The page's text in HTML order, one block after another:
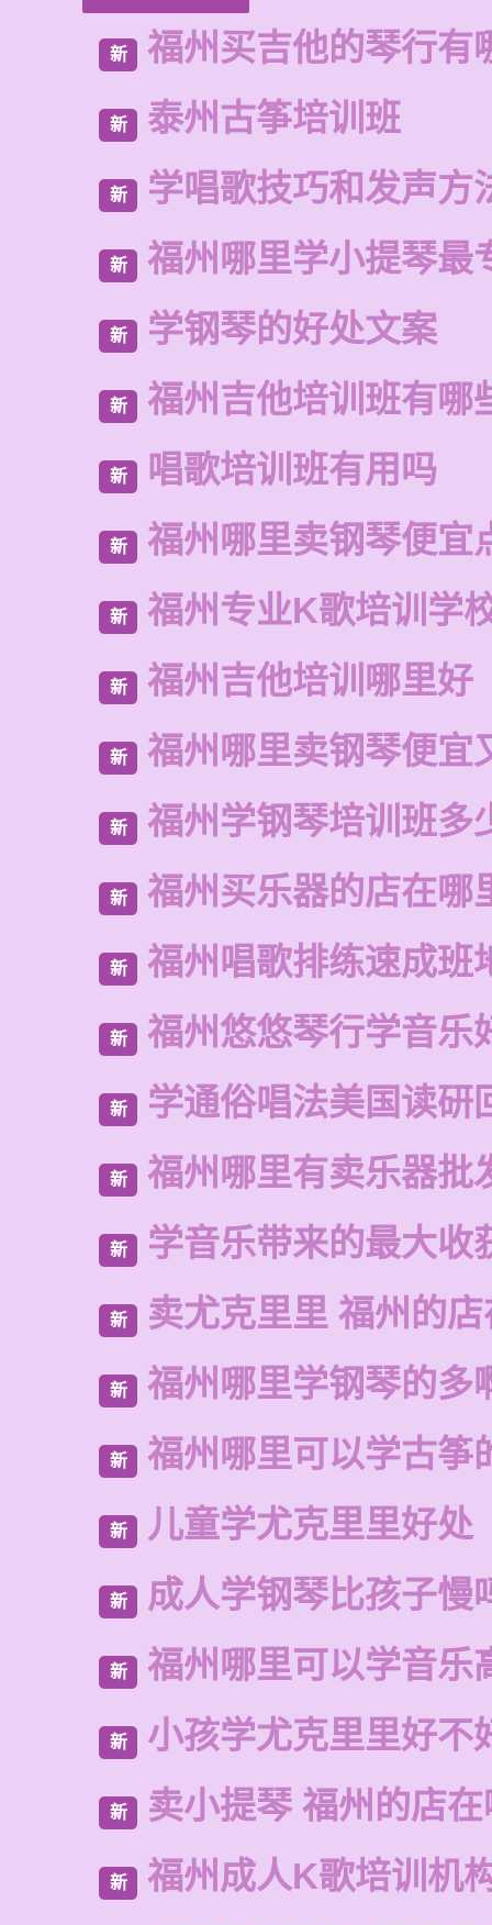
新 福州买吉他的琴行有
新 泰州古筝培训班
新 学唱歌技巧和发声方
新 福州哪里学小提琴最
新 学钢琴的好处文案
新 福州吉他培训班有哪
新 唱歌培训班有用吗
新 福州哪里卖钢琴便宜
新 福州专业K歌培训学
新 福州吉他培训哪里好
新 福州哪里卖钢琴便宜
新 福州学钢琴培训班多
新 福州买乐器的店在哪
新 福州唱歌排练速成班
新 福州悠悠琴行学音乐
新 学通俗唱法美国读研
新 福州哪里有卖乐器批
新 学音乐带来的最大收
新 卖尤克里里 福州的
新 福州哪里学钢琴的多
新 福州哪里可以学古筝
新 儿童学尤克里里好处
新 成人学钢琴比孩子慢
新 福州哪里可以学音乐
新 小孩学尤克里里好不
新 卖小提琴 福州的店
新 福州成人K歌培训机